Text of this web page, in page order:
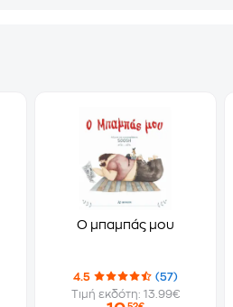
O μπαμπάς μου
4.5
(57)
Τιμή εκδότη: 13.99€